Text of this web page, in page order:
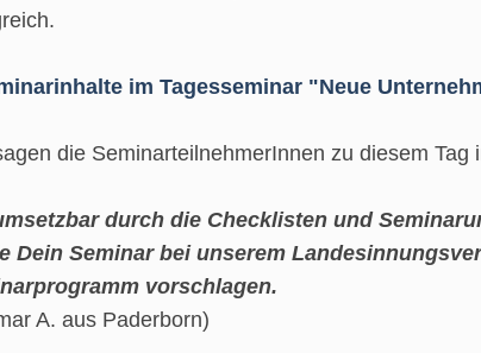
im Tagesseminar "Neue
die SeminarteilnehmerInnen zu diesem Tag
durch die Checklisten und
Dein Seminar bei unserem
vorschlagen.
A. aus Paderborn)